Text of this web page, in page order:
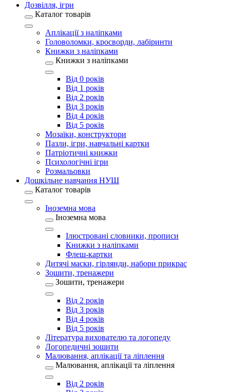
Дозвілля, ігри
Каталог товарів
Аплікації з наліпками
Головоломки, кросворди, лабіринти
Книжки з наліпками
Книжки з наліпками
Від 0 років
Від 1 років
Від 2 років
Від 3 років
Від 4 років
Від 5 років
Мозаїки, конструктори
Пазли, ігри, навчальні картки
Патріотичні книжки
Психологічні ігри
Розмальовки
Дошкільне навчання НУШ
Каталог товарів
Іноземна мова
Іноземна мова
Ілюстровані словники, прописи
Книжки з наліпками
Флеш-картки
Дитячі маски, гірлянди, набори прикрас
Зошити, тренажери
Зошити, тренажери
Від 2 років
Від 3 років
Від 4 років
Від 5 років
Література вихователю та логопеду
Логопедичні зошити
Малювання, аплікації та ліплення
Малювання, аплікації та ліплення
Від 2 років